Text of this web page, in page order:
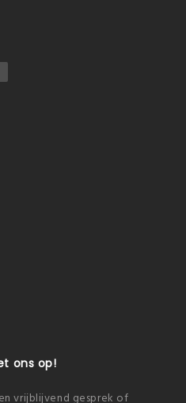
ons op!
vrijblijvend gesprek of